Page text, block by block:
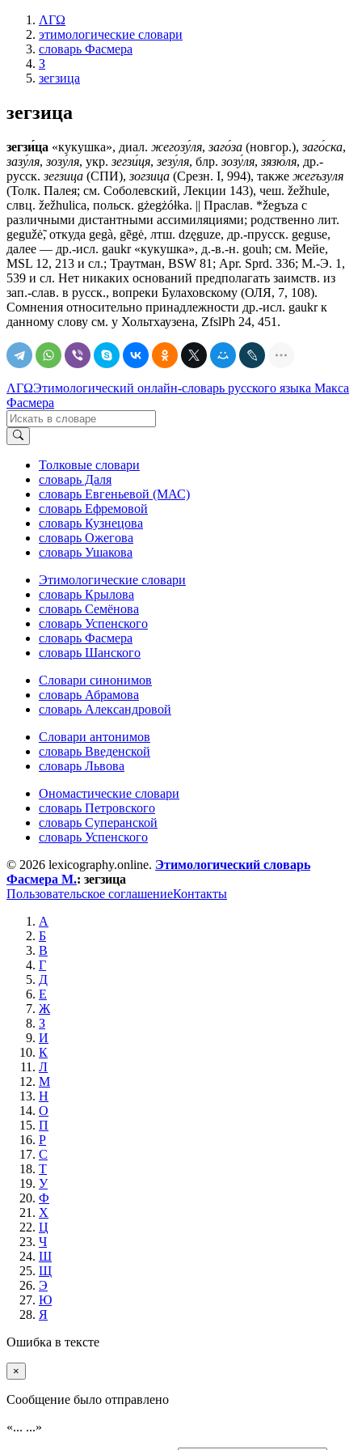
ΛΓΩ
этимологические словари
словарь Фасмера
З
зегзица
зегзица
зегзи́ца «кукушка», диал. жегозу́ля,заго́за (новгор.),заго́ска,
зазу́ля,зозу́ля, укр.зегзи́ця,зезу́ля, блр.зозу́ля,зязю́ля, др.-
русск.зегзица (СПИ),зогзица (Срезн. I, 994), также жегъзуля
(Толк. Палея; см. Соболевский, Лекции 143), чеш. žežhule,
слвц. žežhulica, польск. gżegżółka. || Праслав. *žеgъzа с
различными дистантными ассимиляциями; родственно лит.
gegužė̃, откуда gegà, gẽgė, лтш. dzęguze, др.-прусск. geguse,
далее — др.-исл. gaukr «кукушка», д.-в.-н. gouh; см. Мейе,
МSL 12, 213 и сл.; Траутман, ВSW 81; Арr. Sprd. 336; М.-Э. 1,
539 и сл. Нет никаких оснований предполагать заимств. из
зап.-слав. в русск., вопреки Булаховскому (ОЛЯ, 7, 108).
Сомнения относительно принадлежности др.-исл. gaukr к
данному слову см. у Хольтхаузена, ZfslPh 24, 451.
ΛΓΩЭтимологический онлайн-словарь русского языка Макса
Фасмера
Толковые словари
словарь Даля
словарь Евгеньевой (МАС)
словарь Ефремовой
словарь Кузнецова
словарь Ожегова
словарь Ушакова
Этимологические словари
словарь Крылова
словарь Семёнова
словарь Успенского
словарь Фасмера
словарь Шанского
Словари синонимов
словарь Абрамова
словарь Александровой
Словари антонимов
словарь Введенской
словарь Львова
Ономастические словари
словарь Петровского
словарь Суперанской
словарь Успенского
© 2026 lexicography.online. Этимологический словарь
Фасмера М.: зегзица
Пользовательское соглашениеКонтакты
А
Б
В
Г
Д
Е
Ж
З
И
К
Л
М
Н
О
П
Р
С
Т
У
Ф
Х
Ц
Ч
Ш
Щ
Э
Ю
Я
Ошибка в тексте
×
Cообщение было отправлено
«... ...»